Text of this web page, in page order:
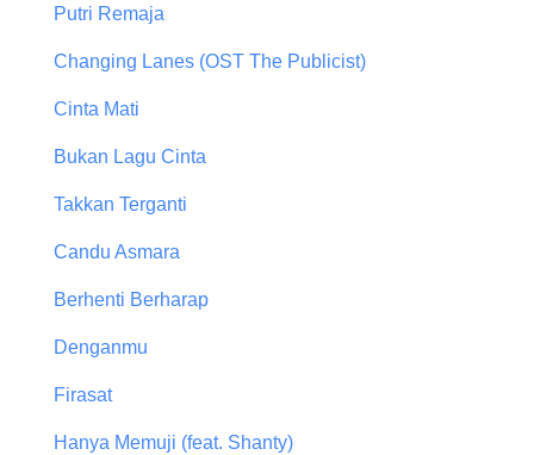
Putri Remaja
Changing Lanes (OST The Publicist)
Cinta Mati
Bukan Lagu Cinta
Takkan Terganti
Candu Asmara
Berhenti Berharap
Denganmu
Firasat
Hanya Memuji (feat. Shanty)